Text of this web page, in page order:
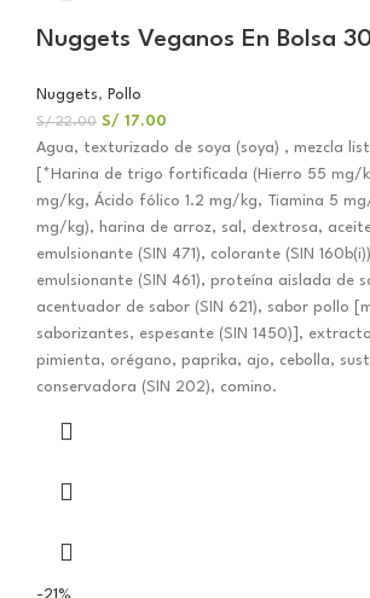
Nuggets Veganos En Bolsa
Nuggets, Pollo
S/22.00 S/ 17.00
Agua, texturizado de soya (soya) , mezcla
[*Harina de trigo fortificada (Hierro 55 mg/
mg/kg, Ácido fólico 1.2 mg/kg, Tiamina 5
mg/kg), harina de arroz, sal, dextrosa,
emulsionante (SIN 471), colorante (SIN
emulsionante (SIN 461), proteína aislada de
acentuador de sabor (SIN 621), sabor pollo
saborizantes, espesante (SIN 1450)],
pimienta, orégano, paprika, ajo, cebolla,
conservadora (SIN 202), comino.
-21%